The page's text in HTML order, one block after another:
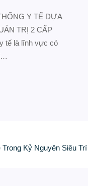
Y TẾ DỰA
TRỊ 2 CẤP
tế là lĩnh vực có